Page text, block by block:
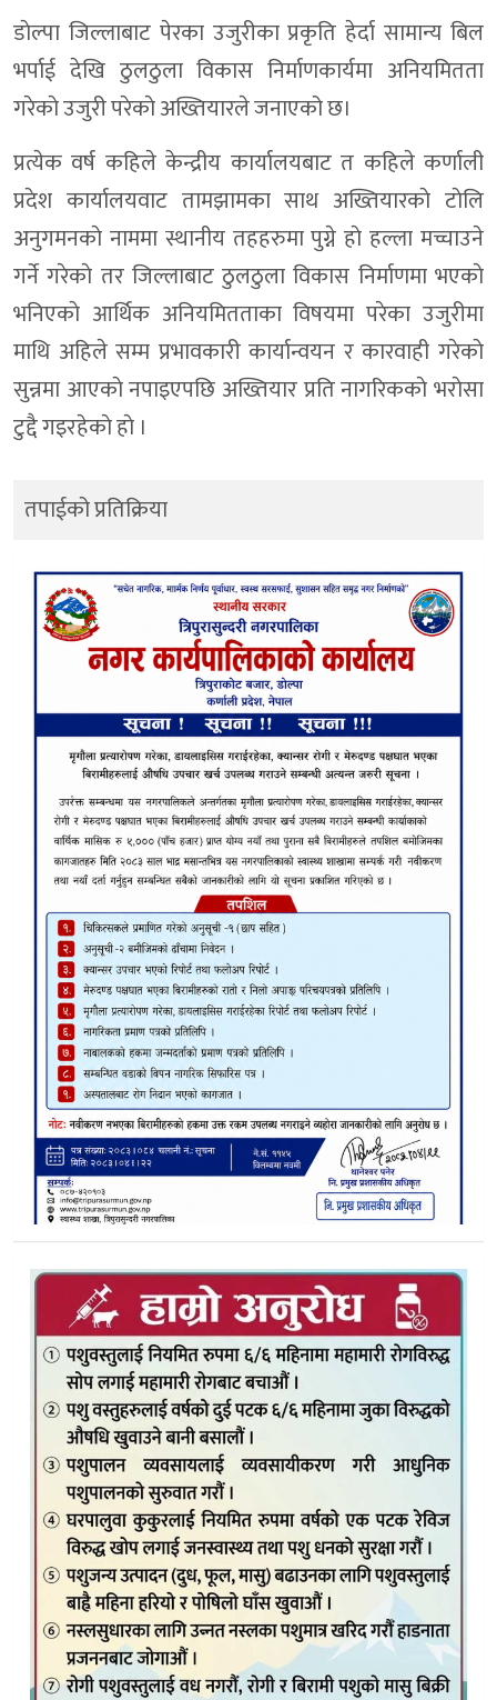
डाेल्पा जिल्लाबाट पेरका उजुरीका प्रकृति हेर्दा सामान्य बिल
भर्पाई देखि ठुलठुला विकास निर्माणकार्यमा अनियमितता
गरेकाे उजुरी परेकाे अख्तियारले जनाएको छ।
प्रत्येक वर्ष कहिले केन्द्रीय कार्यालयबाट त कहिले कर्णाली
प्रदेश कार्यालयवाट तामझामका साथ अख्तियारकाे टाेलि
अनुगमनकाे नाममा स्थानीय तहहरुमा पुग्ने हाे हल्ला मच्चाउने
गर्ने गरेकाे तर जिल्लाबाट ठुलठुला विकास निर्माणमा भएकाे
भनिएकाे आर्थिक अनियमितताका विषयमा परेका उजुरीमा
माथि अहिले सम्म प्रभावकारी कार्यान्वयन र कारवाही गरेकाे
सुन्नमा आएकाे नपाइएपछि अख्तियार प्रति नागरिककाे भराेसा
टुद्दै गइरहेकाे हाे ।
तपाईको प्रतिक्रिया